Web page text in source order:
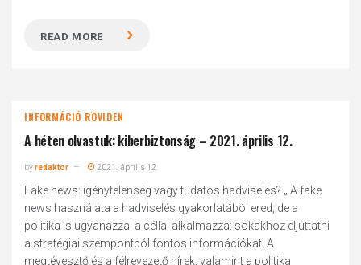
READ MORE
INFORMÁCIÓ RÖVIDEN
A héten olvastuk: kiberbiztonság – 2021. április 12.
byredaktor 2021. április 12.
Fake news: igénytelenség vagy tudatos hadviselés? „ A fake
news használata a hadviselés gyakorlatából ered, de a
politika is ugyanazzal a céllal alkalmazza: sokakhoz eljuttatni
a stratégiai szempontból fontos információkat. A
megtévesztő és a félrevezető hírek, valamint a politika